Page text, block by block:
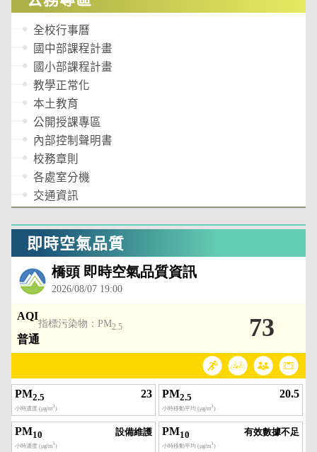
全校行事曆
國中部課程計畫
國小部課程計畫
教學正常化
本土教育
公開授課專區
內部控制聲明書
校務章則
各處室分機
交通資訊
即時空氣品質